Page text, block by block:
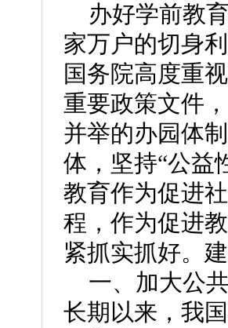
办好学前教
家万户的切身
国务院高度重
重要政策文件
并举的办园体
体，坚持“公益
教育作为促进
程，作为促进
紧抓实抓好。
一、加大公
长期以来，我